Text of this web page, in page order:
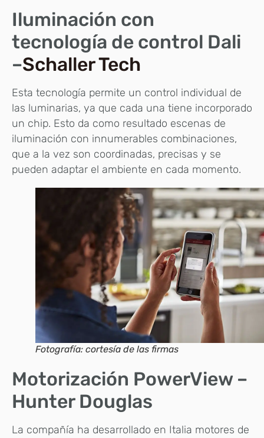
Iluminación con
tecnología de control Dali
–Schaller Tech
Esta tecnología permite un control individual de
las luminarias, ya que cada una tiene incorporado
un chip. Esto da como resultado escenas de
iluminación con innumerables combinaciones,
que a la vez son coordinadas, precisas y se
pueden adaptar el ambiente en cada momento.
Fotografía: cortesía de las firmas
Motorización PowerView –
Hunter Douglas
La compañía ha desarrollado en Italia motores de